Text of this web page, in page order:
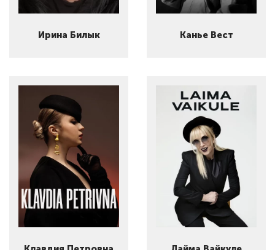
Ирина Билык Канье Вест